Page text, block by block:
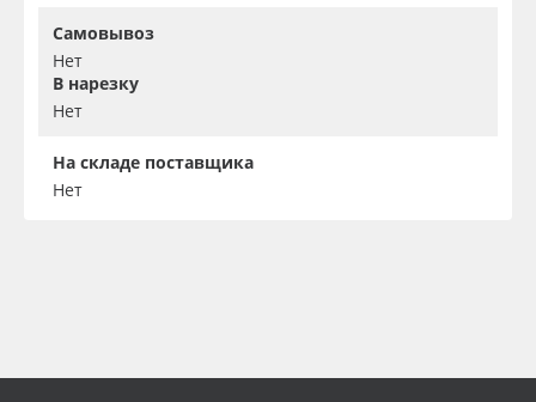
Самовывоз
Нет
В нарезку
Нет
На складе поставщика
Нет